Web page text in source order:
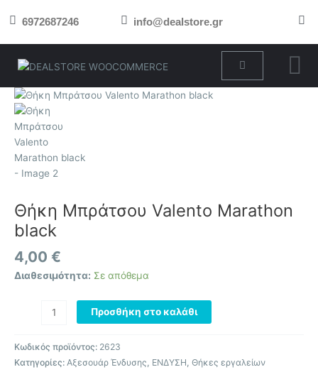
στο 6972687246 info@dealstore.gr
Cart
Θήκη Μπράτσου Valento Marathon
black
4,00 €
Διαθεσιμότητα: Σε απόθεμα
Θήκη
Μπράτσου
Valento
Marathon
black
ποσότητα
Προσθήκη στο καλάθι
Κωδικός προϊόντος: 2623
Κατηγορίες: Αξεσουάρ Ένδυσης, ΕΝΔΥΣΗ, Θήκες εργαλείων